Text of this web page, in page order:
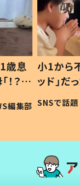
フテ
食”を
編集部
ひ孫に
が、抱
「涙が
い」